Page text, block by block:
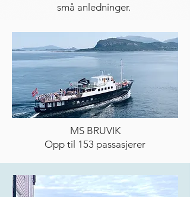
små anledninger.
MS BRUVIK
Opp til 153 passasjerer